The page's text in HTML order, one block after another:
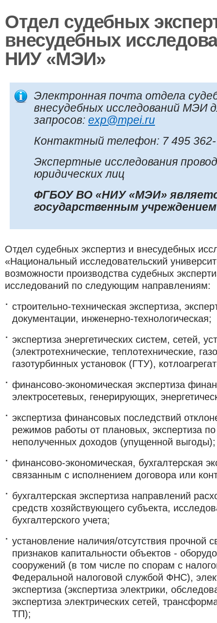
Отдел судебных
внесудебных
НИУ «МЭИ»
Электронная почта отдела
внесудебных исследований МЭИ
запросов: exp@mpei.ru​
Контактный телефон: 7 495
Экспертные исследования
юридических лиц
ФГБОУ ВО «НИУ «МЭИ»
государственным
Отдел судебных экспертиз и внесудебных
«Национальный исследовательский
возможности производства судебных
исследований по следующим направлениям:
строительно-техническая экспертиза,
документации, инженерно-технологическая;
экспертиза энергетических систем, сетей,
(электротехнические, теплотехнические,
газотурбинных установок (ГТУ),
финансово-экономическая экспертиза
электросетевых, генерирующих,
экспертиза финансовых последствий
режимов работы от плановых, экспертиза
неполученных доходов (упущенной выгоды);
финансово-экономическая, бухгалтерская
связанным с исполнением договора или
бухгалтерская экспертиза направлений
средств хозяйствующего субъекта,
бухгалтерского учета;
установление наличия/отсутствия прочной
признаков капитальности объектов -
сооружений (в том числе по спорам с
Федеральной налоговой службой ФНС),
экспертиза (экспертиза электрики,
экспертиза электрических сетей,
ТП);